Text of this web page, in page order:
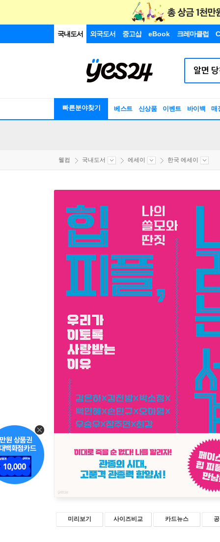
국내도서 외국도서 중고샵 eBook 크레마클럽
빠른분야찾기 베스트 신상품 이벤트 바이백 매
웰컴 국내도서 에세이 한국 에세이
미리보기 사이즈비교 카드뉴스